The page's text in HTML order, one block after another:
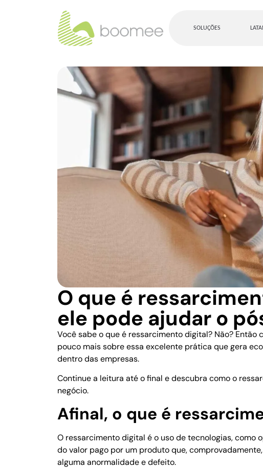
SOLUÇÕES
O que é
ele pode ajudar o
Você sabe o que é ressarcimento digital? Não? Então
pouco mais sobre essa excelente prática que gera
dentro das empresas.
Continue a leitura até o final e descubra como o
negócio.
Afinal, o que é
O ressarcimento digital éo uso de tecnologias, como
do valor pago por um produto que,
alguma anormalidade e defeito.